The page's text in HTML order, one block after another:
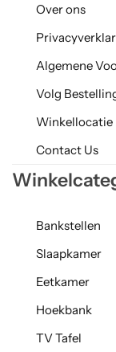
Over ons
Algemene
Volg
Winkellocatie
Contact Us
Bankstellen
Slaapkamer
Eetkamer
Hoekbank
TV Tafel